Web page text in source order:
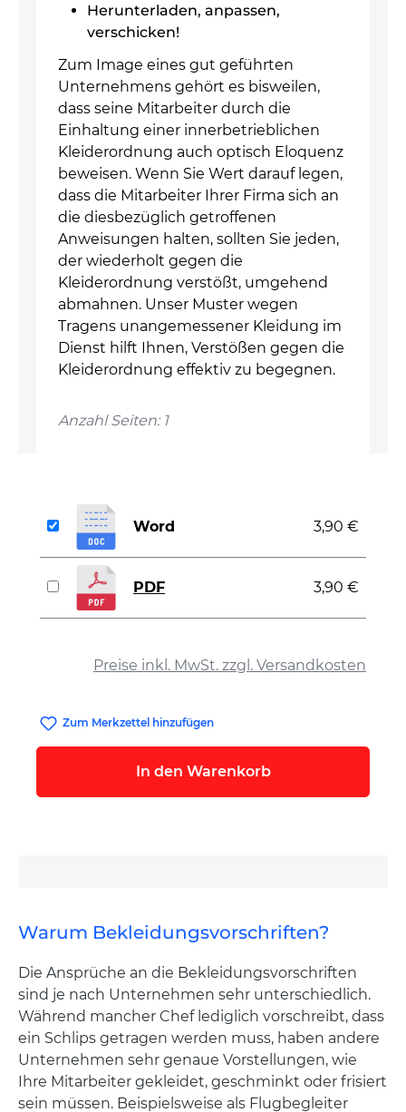
Herunterladen, anpassen,
verschicken!
Zum Image eines gut geführten
Unternehmens gehört es bisweilen,
dass seine Mitarbeiter durch die
Einhaltung einer innerbetrieblichen
Kleiderordnung auch optisch Eloquenz
beweisen. Wenn Sie Wert darauf legen,
dass die Mitarbeiter Ihrer Firma sich an
die diesbezüglich getroffenen
Anweisungen halten, sollten Sie jeden,
der wiederholt gegen die
Kleiderordnung verstößt, umgehend
abmahnen. Unser Muster wegen
Tragens unangemessener Kleidung im
Dienst hilft Ihnen, Verstößen gegen die
Kleiderordnung effektiv zu begegnen.
Anzahl Seiten: 1
Preise inkl. MwSt. zzgl. Versandkosten
Word 3,90 €
PDF 3,90 €
Zum Merkzettel hinzufügen
In den Warenkorb
Warum Bekleidungsvorschriften?
Die Ansprüche an die Bekleidungsvorschriften
sind je nach Unternehmen sehr unterschiedlich.
Während mancher Chef lediglich vorschreibt, dass
ein Schlips getragen werden muss, haben andere
Unternehmen sehr genaue Vorstellungen, wie
Ihre Mitarbeiter gekleidet, geschminkt oder frisiert
sein müssen. Beispielsweise als Flugbegleiter